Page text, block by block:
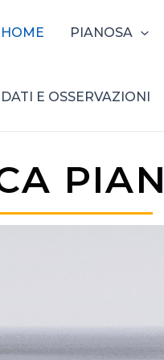
HOME PIANOSA
DATI E OSSERVAZIONI